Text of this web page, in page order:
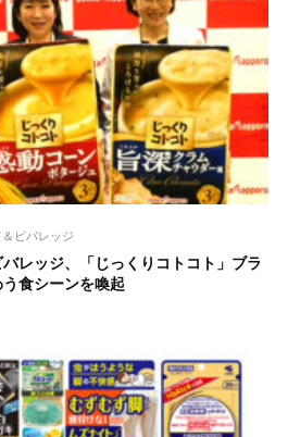
ビバレッジ
レッジ、「じっくりコトコト」ブラ
食シーンを喚起